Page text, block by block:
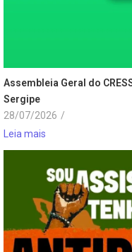
Assembleia Geral do
Sergipe
28/07/2026 /
Leia mais